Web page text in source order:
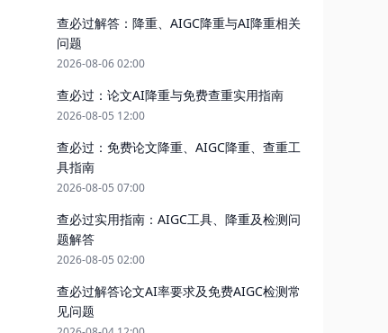
查必过解答：降重、AIGC降重与AI降重相关
问题
2026-08-06 02:00
查必过：论文AI降重与免费查重实用指南
2026-08-05 12:00
查必过：免费论文降重、AIGC降重、查重工
具指南
2026-08-05 07:00
查必过实用指南：AIGC工具、降重及检测问
题解答
2026-08-05 02:00
查必过解答论文AI率要求及免费AIGC检测常
见问题